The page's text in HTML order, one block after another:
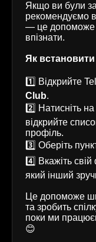
Якщо ви були
рекомендуємо
— це допоможе
впізнати.
Як встановити
1️⃣ Відкрийте
Club.
2️⃣ Натисніть
відкрийте
профіль.
3️⃣ Оберіть
4️⃣ Вкажіть
який інший
Це допоможе
та зробить
поки ми
😊